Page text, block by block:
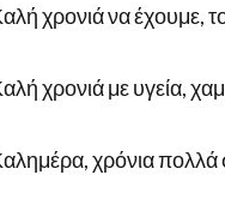
χρονιά να έχουμε,
χρονιά με υγεία,
χρόνια πολλά